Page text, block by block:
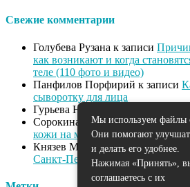
Свежие комментарии
Голубева Рузана к записи
как возникают и когда
теле (110 фото и видео)
Панфилов Порфирий к записи
сыворотку для лица
Гурьева Нева
Как
Сорокина Дианак записи
кожи на марше
Князев Миланк записиМассаж
Санкт-Петербурга: омоложение
Мы используем файлы
Они помогают
и делать его удобнее.
Нажимая «Принять»,
соглашаетесь с их